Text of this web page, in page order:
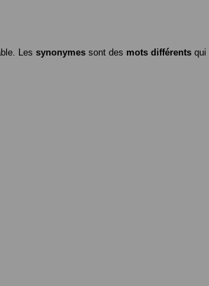
Les synonymes sont des mots différents qui